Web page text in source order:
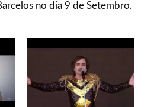
no dia 9 de Setembro.